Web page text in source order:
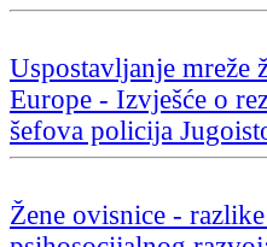
Uspostavljanje mreže
Europe - Izvješće o
šefova policija
Žene ovisnice -